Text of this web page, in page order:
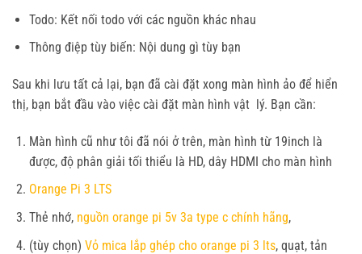
Todo: Kết nối todo với các nguồn khác nhau
Thông điệp tùy biến: Nội dung gì tùy bạn
Sau khi lưu tất cả lại, bạn đã cài đặt xong màn hình ảo để hiển
thị, bạn bắt đầu vào việc cài đặt màn hình vật lý. Bạn cần:
Màn hình cũ như tôi đã nói ở trên, màn hình từ 19inch là
được, độ phân giải tối thiểu là HD, dây HDMI cho màn hình
Orange Pi 3 LTS
Thẻ nhớ, nguồn orange pi 5v 3a type c chính hãng,
(tùy chọn) Vỏ mica lắp ghép cho orange pi 3 lts, quạt, tản